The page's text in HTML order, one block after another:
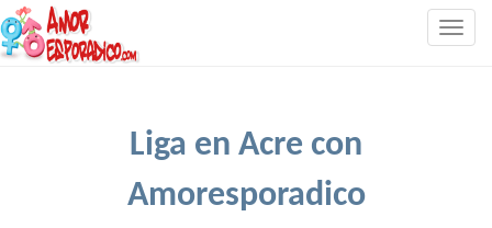
Liga en Acre con
Amoresporadico